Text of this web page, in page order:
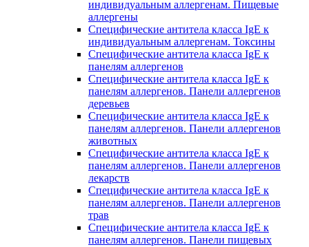
индивидуальным аллергенам. Пищевые
аллергены
Специфические антитела класса IgE к
индивидуальным аллергенам. Токсины
Специфические антитела класса IgE к
панелям аллергенов
Специфические антитела класса IgE к
панелям аллергенов. Панели аллергенов
деревьев
Специфические антитела класса IgE к
панелям аллергенов. Панели аллергенов
животных
Специфические антитела класса IgE к
панелям аллергенов. Панели аллергенов
лекарств
Специфические антитела класса IgE к
панелям аллергенов. Панели аллергенов
трав
Специфические антитела класса IgE к
панелям аллергенов. Панели пищевых